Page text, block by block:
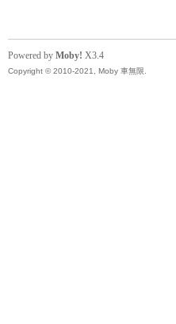
Powered by Moby! X3.4
Copyright © 2010-2021, Moby 車無限.